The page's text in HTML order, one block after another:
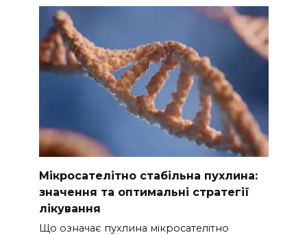
Мікросателітно стабільна пухлина:
значення та оптимальні стратегії
лікування
Що означає пухлина мікросателітно